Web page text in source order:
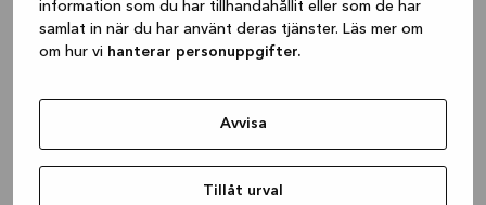
information som du har tillhandahållit eller som de har
samlat in när du har använt deras tjänster. Läs mer om
om hur vi hanterar personuppgifter.
Avvisa
Tillåt urval
(see the browser console for more
information).